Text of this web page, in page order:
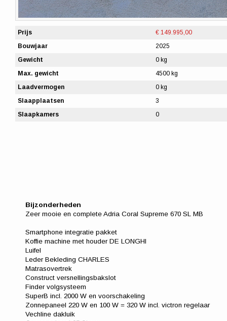
Prijs
€ 149.995,00
Bouwjaar
2025
Gewicht
0 kg
Max. gewicht
4500 kg
Laadvermogen
0 kg
Slaapplaatsen
3
Slaapkamers
0
Bijzonderheden
Zeer mooie en complete Adria Coral Supreme 670 SL MB
Smartphone integratie pakket
Koffie machine met houder DE LONGHI
Luifel
Leder Bekleding CHARLES
Matrasovertrek
Construct versnellingsbakslot
Finder volgsysteem
SuperB incl. 2000 W en voorschakeling
Zonnepaneel 220 W en 100 W = 320 W incl. victron regelaar
Vechline dakluik